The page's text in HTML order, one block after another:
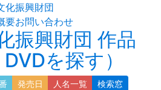
化振興財団
要お問い合わせ
振興財団 作品
を探す）
発売日 人名一覧 検索窓